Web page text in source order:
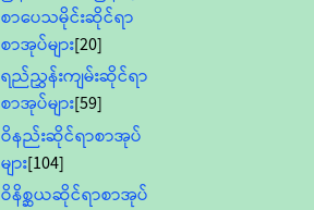
စာပေသမိုင်းဆိုင်ရာ
စာအုပ်များ[20]
ရည်ညွှန်းကျမ်းဆိုင်ရာ
စာအုပ်များ[59]
ဝိနည်းဆိုင်ရာစာအုပ်
များ[104]
ဝိနိစ္ဆယဆိုင်ရာစာအုပ်